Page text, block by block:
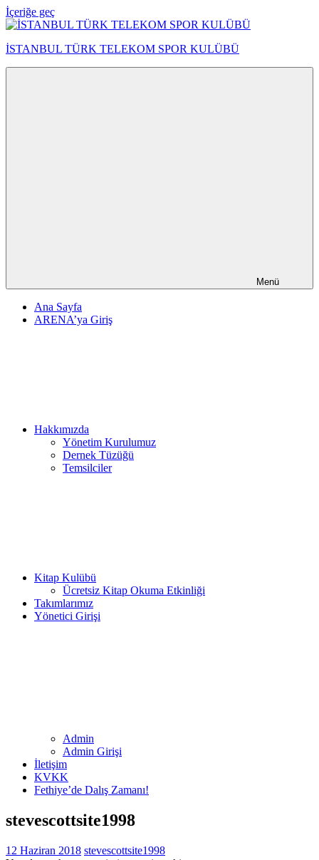
İçeriğe geç
İSTANBUL TÜRK TELEKOM SPOR KULÜBÜ
Menü
Ana Sayfa
ARENA’ya Giriş
Hakkımızda
Yönetim Kurulumuz
Dernek Tüzüğü
Temsilciler
Kitap Kulübü
Ücretsiz Kitap Okuma Etkinliği
Takımlarımız
Yönetici Girişi
Admin
Admin Girişi
İletişim
KVKK
Fethiye’de Dalış Zamanı!
stevescottsite1998
12 Haziran 2018 stevescottsite1998